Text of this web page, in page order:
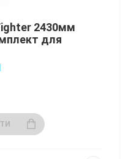
2430мм
для